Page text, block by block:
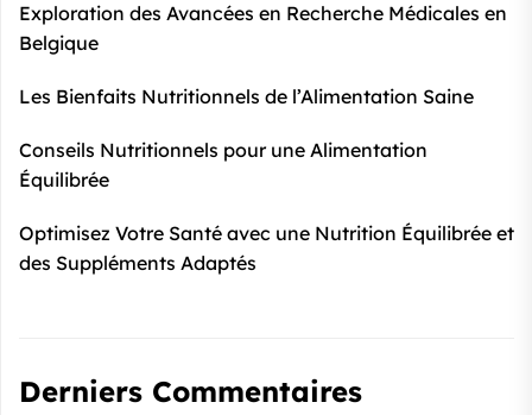
Exploration des Avancées en Recherche Médicales en
Belgique
Les Bienfaits Nutritionnels de l’Alimentation Saine
Conseils Nutritionnels pour une Alimentation
Équilibrée
Optimisez Votre Santé avec une Nutrition Équilibrée et
des Suppléments Adaptés
Derniers Commentaires